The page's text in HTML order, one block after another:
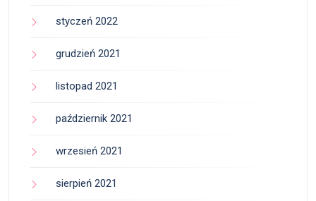
styczeń 2022
grudzień 2021
listopad 2021
październik 2021
wrzesień 2021
sierpień 2021